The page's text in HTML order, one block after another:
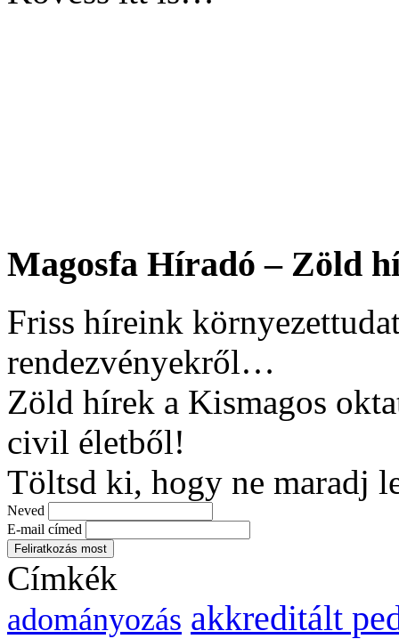
Magosfa Híradó – Zöld
Friss híreink
rendezvényekről…
Zöld hírek a Kismagos
civil életből!
Töltsd ki, hogy ne maradj
Neved
E-mail címed
Címkék
adományozás akkreditált